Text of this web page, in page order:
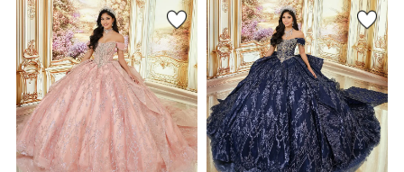
List
#a472b59846
to
end
List
#d10f7c3905
to
end